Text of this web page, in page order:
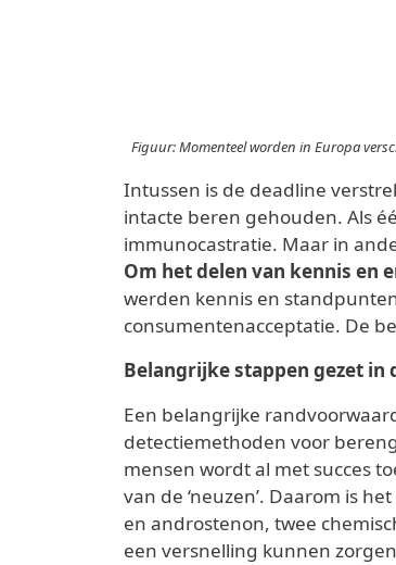
Figuur: Momenteel worden in Europa
Intussen is de deadline
intacte beren gehouden. Als
immunocastratie. Maar in
Om het delen van kennis en
werden kennis en
consumentenacceptatie. De
Belangrijke stappen gezet in
Een belangrijke
detectiemethoden voor
mensen wordt al met succes
van de ‘neuzen’. Daarom is
en androstenon, twee
een versnelling kunnen